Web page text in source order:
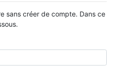
sans créer de compte. Dans ce